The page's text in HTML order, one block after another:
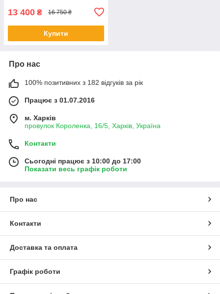
13 400 ₴ 16 750 ₴
Купити
Про нас
100% позитивних з 182 відгуків за рік
Працює з 01.07.2016
м. Харків
провулок Короленка, 16/5, Харків, Україна
Контакти
Сьогодні працює з 10:00 до 17:00
Показати весь графік роботи
Про нас
Контакти
Доставка та оплата
Графік роботи